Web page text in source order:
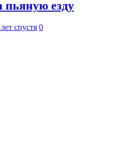
пьяную езду
спустя 0